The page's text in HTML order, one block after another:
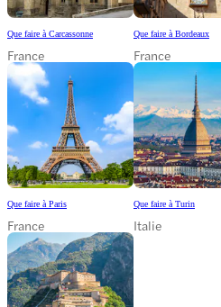
Que faire à Carcassonne
France
Que faire à Bordeaux
France
Que faire à Paris
France
Que faire à Turin
Italie